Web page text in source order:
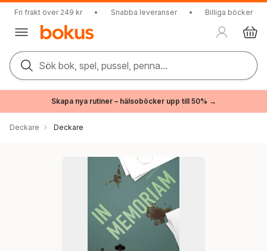
Fri frakt över 249 kr • Snabba leveranser • Billiga böcker
Sök bok, spel, pussel, penna...
Skapa nya rutiner – hälsoböcker upp till 50% →
Deckare Deckare